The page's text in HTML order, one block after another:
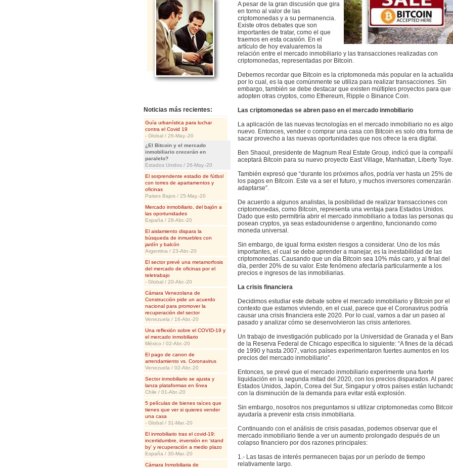
Noticias más recientes:
Guía urbanística para luchar
contra el Covid 19
- Global / 26-May.-20
¿El Bitcoin y el mercado
inmobiliario crecerán en
paralelo?
Estados Unidos / 26-May.-20
El sorprendente estadio de fútbol
con torres de apartamentos y
oficinas
Paises Bajos / 25-May.-20
Mercado inmobiliario, del bajón a
las oportunidades
España / 28-Abr.-20
El aislamiento dispara la
búsqueda de inmuebles con
jardín y balcón
Argentina / 23-Abr.-20
El sector prevé una metamorfosis
del mercado de oficinas por el
teletrabajo
- Global / 20-Abr.-20
Cámara Venezolana de
Construcción pide un acuerdo
nacional para promover la
recuperación del sector
Venezuela / 16-Abr.-20
Una reflexión sobre el COVID-19 y
el mercado inmobiliario
México / 02-Abr.-20
El pago de canon de
arrendamiento vs. Coronavirus
Venezuela / 02-Abr.-20
Sector inmobiliario se ajusta y
lanza plataformas en línea
Chile / 01-Abr.-20
5 películas de bienes raíces que
tienes que ver si quieres vender
una casa
- Global / 31-Mar.-20
El inmobiliario tras el covid-19:
incertidumbre, inversión en ‘stand
by’ y recuperación a medio plazo
España / 30-Mar.-20
Cámara Inmobiliaria de
A pesar de la gran discusión que gira
en torno al valor de las
criptomonedas y a su permanencia.
Existe otros debates que son
importantes de tratar, como el que
traemos en esta ocasión. En el
artículo de hoy evaluaremos la
relación entre el mercado inmobiliario y las transacciones realizadas con
criptomonedas, representadas por Bitcoin.
Debemos recordar que Bitcoin es la criptomoneda más popular en la
por lo cual, es la que comúnmente se utiliza para realizar transacciones. Sin
embargo, también se debe destacar que existen múltiples proyectos para que
adopten otras cryptos, como Ethereum, Ripple o Binance Coin.
Las criptomonedas se abren paso en el mercado inmobiliario
La aplicación de las nuevas tecnologías en el mercado inmobiliario no es algo
nuevo. Entonces, vender o comprar una casa con Bitcoin es solo otra forma de
sacar provecho a las nuevas oportunidades que nos ofrece la era digital.
Ben Shaoul, presidente de Magnum Real Estate Group, indicó que la
aceptará Bitcoin para su nuevo proyecto East Village, Manhattan, Liberty Toye.
También expresó que “durante los próximos años, podría ver hasta un 25% de
los pagos en Bitcoin. Este va a ser el futuro, y muchos inversores comenzarán
adaptarse”.
De acuerdo a algunos analistas, la posibilidad de realizar transacciones con
criptomonedas, como Bitcoin, representa una ventaja para Estados Unidos.
Dado que esto permitiría abrir el mercado inmobiliario a todas las personas
posean cryptos, ya seas estadounidense o argentino, funcionando como
moneda universal.
Sin embargo, de igual forma existen riesgos a considerar. Uno de los más
importantes, el cual se debe aprender a manejar, es la inestabilidad de las
criptomonedas. Causando que un día Bitcoin sea 10% más caro, y al final del
día, perder 20% de su valor. Este fenómeno afectaría particularmente a los
precios e ingresos de las inmobiliarias.
La crisis financiera
Decidimos estudiar este debate sobre el mercado inmobiliario y Bitcoin por el
contexto que estamos viviendo, en el cual, parece que el Coronavirus podría
causar una crisis financiera este 2020. Por lo cual, vamos a dar un paseo al
pasado y analizar cómo se desenvolvieron las crisis anteriores.
Un trabajo de investigación publicado por la Universidad de Granada y el
de la Reserva Federal de Chicago especifica lo siguiente: “A fines de la
de 1990 y hasta 2007, varios países experimentaron fuertes aumentos en los
precios del mercado inmobiliario”.
Entonces, se prevé que el mercado inmobiliario experimente una fuerte
liquidación en la segunda mitad del 2020, con los precios disparados. Al
Estados Unidos, Japón, Corea del Sur, Singapur y otros países están
con la disminución de la demanda para evitar está explosión.
Sin embargo, nosotros nos preguntamos si utilizar criptomonedas como
ayudaría a prevenir esta crisis inmobiliaria.
Continuando con el análisis de crisis pasadas, podemos observar que el
mercado inmobiliario tiende a ver un aumento prolongado después de un
colapso financiero por dos razones principales:
1.- Las tasas de interés permanecen bajas por un período de tiempo
relativamente largo.